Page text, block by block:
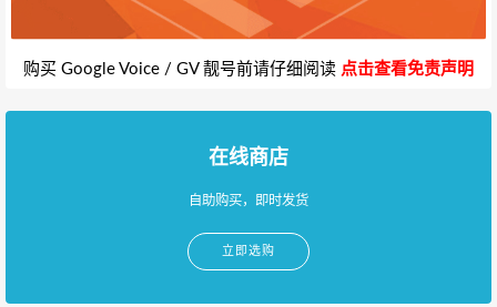
购买 Google Voice / GV 靓号前请仔细阅读 点击查看免责声明
在线商店
自助购买，即时发货
立即选购